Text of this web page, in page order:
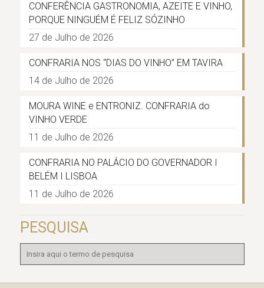
CONFERÊNCIA GASTRONOMIA, AZEITE E VINHO,
PORQUE NINGUÉM É FELIZ SÓZINHO
27 de Julho de 2026
CONFRARIA NOS “DIAS DO VINHO” EM TAVIRA
14 de Julho de 2026
MOURA WINE e ENTRONIZ. CONFRARIA do
VINHO VERDE
11 de Julho de 2026
CONFRARIA NO PALÁCIO DO GOVERNADOR I
BELÉM I LISBOA
11 de Julho de 2026
PESQUISA